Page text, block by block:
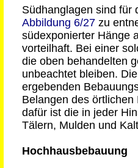
Südhanglagen sind für
Abbildung 6/27 zu
südexponierter Hänge
vorteilhaft. Bei einer
die oben behandelten
unbeachtet bleiben.
ergebenden
Belangen des
dafür ist die in jeder
Tälern, Mulden und
Hochhausbebauung